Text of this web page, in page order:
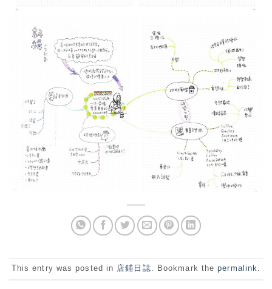
This entry was posted in 店鋪日誌. Bookmark thepermalink.